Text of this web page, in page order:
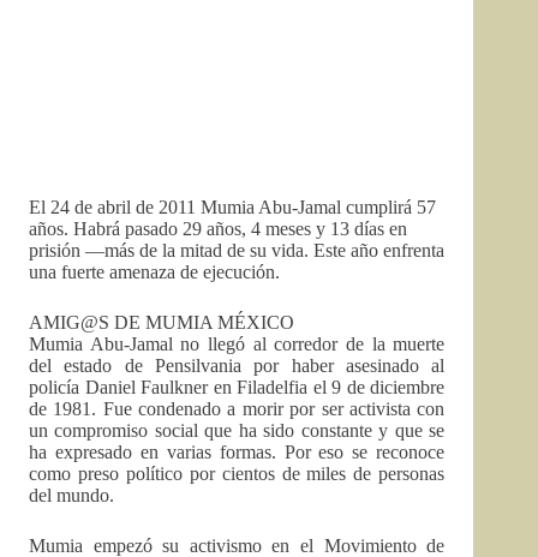
El 24 de abril de 2011 Mumia Abu-Jamal cumplirá 57
años. Habrá pasado 29 años, 4 meses y 13 días en
prisión ––más de la mitad de su vida. Este año enfrenta
una fuerte amenaza de ejecución.
AMIG@S DE MUMIA MÉXICO
Mumia Abu-Jamal no llegó al corredor de la muerte
del estado de Pensilvania por haber asesinado al
policía Daniel Faulkner en Filadelfia el 9 de diciembre
de 1981. Fue condenado a morir por ser activista con
un compromiso social que ha sido constante y que se
ha expresado en varias formas. Por eso se reconoce
como preso político por cientos de miles de personas
del mundo.
Mumia empezó su activismo en el Movimiento de